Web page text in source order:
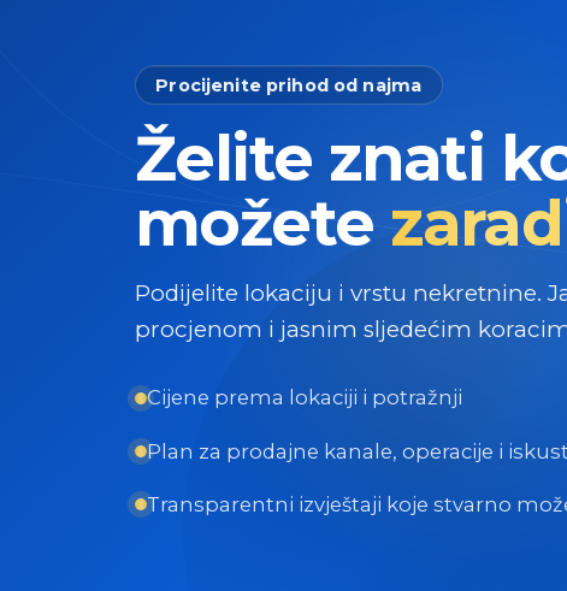
Procijenite prihod od najma
Želite znati
možete
Podijelite lokaciju i vrstu nekretnine.
procjenom i jasnim sljedećim
Cijene prema lokaciji i potražnji
Plan za prodajne kanale, operacije i
Transparentni izvještaji koje stvarno